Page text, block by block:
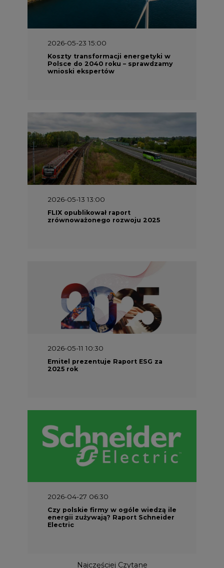
Koszty transformacji energetyki w
Polsce do 2040 roku – sprawdzamy
wnioski ekspertów
2026-05-13 13:00
FLIX opublikował raport
zrównoważonego rozwoju 2025
2026-05-11 10:30
Emitel prezentuje Raport ESG za
2025 rok
2026-04-27 06:30
Electric